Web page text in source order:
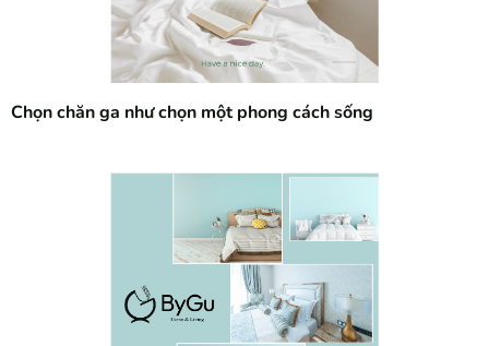
Chọn chăn ga như chọn một phong cách sống